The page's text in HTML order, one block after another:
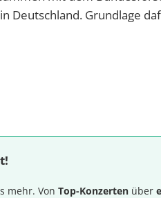
Deutschland. Grundlage
mehr. Von Top-Konzerten über